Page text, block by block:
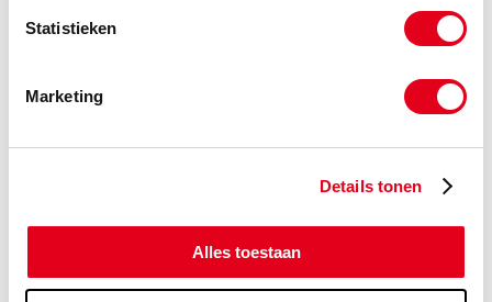
Statistieken
Marketing
Details tonen
Alles toestaan
(de verpakkingseenheid is 1
ss06x035
elvz. stelschroef kratereind
(de verpakkingseenheid is 1
stuks)